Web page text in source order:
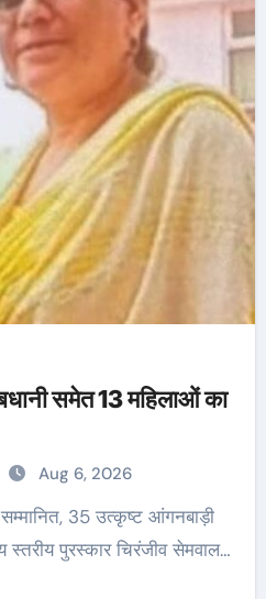
समेत 13 महिलाओं का
Aug 6, 2026
स्तरीय पुरस्कार चिरंजीव सेमवाल…